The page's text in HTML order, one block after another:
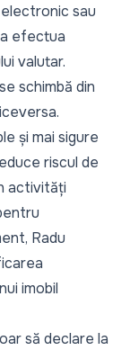
sau
efectua
valutar.
schimbă din
și mai sigure
riscul de
activități
Radu
imobil
să declare la